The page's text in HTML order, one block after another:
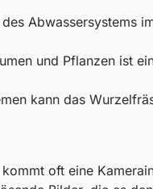
Abwassersystems
und Pflanzen ist
kann das
oft eine